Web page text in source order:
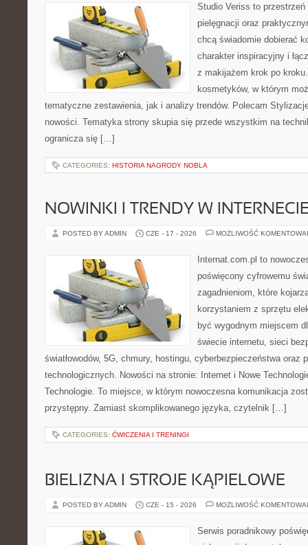
Studio Veriss to
pielęgnacji oraz
chcą świadomie dobierać
charakter inspiracyjny i
z makijażem krok po
kosmetyków, w którym
tematyczne zestawienia, jak i analizy trendów. Polecam
nowości. Tematyka strony skupia się przede wszystkim na
ogranicza się […]
CATEGORIES: HISTORIA NAGRODY NOBLA
NOWINKI I TRENDY W
POSTED BY ADMIN CZE - 17 - 2026 MOŻLIWOŚĆ
Internat.com.pl to
poświęcony cyfrowemu
zagadnieniom, które
korzystaniem z sprzętu
być wygodnym miejscem
świecie internetu, sieci
światłowodów, 5G, chmury, hostingu, cyberbezpieczeństwa oraz
technologicznych. Nowości na stronie: Internet i Nowe
Technologie. To miejsce, w którym nowoczesna komunikacja
przystępny. Zamiast skomplikowanego języka, czytelnik […]
CATEGORIES: ĆWICZENIA I TRENINGI
BIELIZNA I STROJE KĄPIELOWE
POSTED BY ADMIN CZE - 15 - 2026 MOŻLIWOŚĆ
Serwis poradnikowy